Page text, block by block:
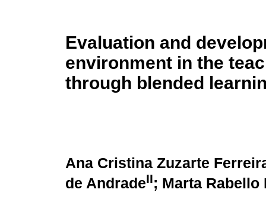
Evaluation and
environment in the
through blended
Ana Cristina Zuzarte
de AndradeII; Marta Rabello